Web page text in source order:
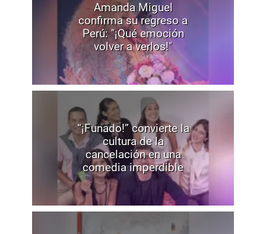
Amanda Miguel
confirma su regreso a
Perú: "¡Qué emoción
volver a verlos!"
“¡Funado!” convierte la
cultura de la
cancelación en una
comedia imperdible